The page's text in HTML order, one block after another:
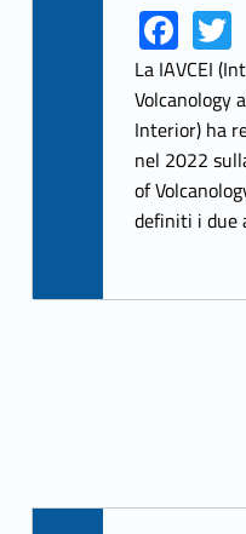
Link identifier share facebook archive #share-link-archive-51528Fa
ce
b
o
o
k
Link identifier share twitter archive #share-link-archive-63918T
La IAVCEI
Volcanology
Interior) ha
nel 2022
of
definiti i due